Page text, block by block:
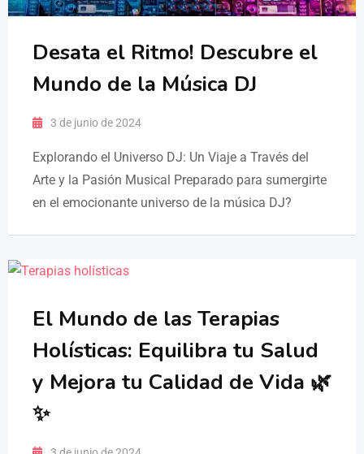
Desata el Ritmo! Descubre el
Mundo de la Música DJ
3 de junio de 2024
Explorando el Universo DJ: Un Viaje a Través del
Arte y la Pasión Musical Preparado para sumergirte
en el emocionante universo de la música DJ?
El Mundo de las Terapias
Holísticas: Equilibra tu Salud
y Mejora tu Calidad de Vida 🌿
✨